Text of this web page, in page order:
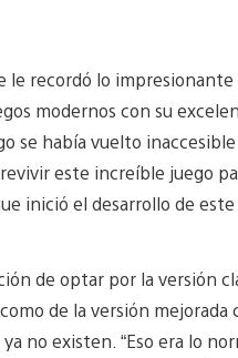
recordó lo impresionante
modernos con su
se había vuelto
este increíble juego
inició el desarrollo de este
de optar por la versión
de la versión mejorada
no existen. “Eso era lo